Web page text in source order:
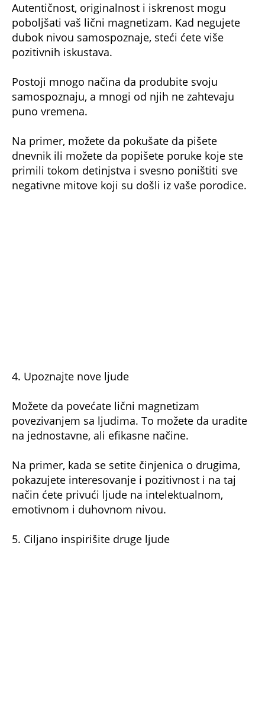
Autentičnost, originalnost i iskrenost mogu
poboljšati vaš lični magnetizam. Kad negujete
dubok nivou samospoznaje, steći ćete više
pozitivnih iskustava.
Postoji mnogo načina da produbite svoju
samospoznaju, a mnogi od njih ne zahtevaju
puno vremena.
Na primer, možete da pokušate da pišete
dnevnik ili možete da popišete poruke koje ste
primili tokom detinjstva i svesno poništiti sve
negativne mitove koji su došli iz vaše porodice.
4. Upoznajte nove ljude
Možete da povećate lični magnetizam
povezivanjem sa ljudima. To možete da uradite
na jednostavne, ali efikasne načine.
Na primer, kada se setite činjenica o drugima,
pokazujete interesovanje i pozitivnost i na taj
način ćete privući ljude na intelektualnom,
emotivnom i duhovnom nivou.
5. Ciljano inspirišite druge ljude